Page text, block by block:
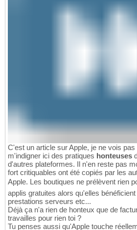
C'est un article sur Apple, je ne vois
m'indigner ici des pratiques honteuses
d'autres plateformes. Il n'en reste pas
fort critiquables ont été copiés par les
Apple. Les boutiques ne prélèvent rien
applis gratuites alors qu'elles
prestations serveurs etc...
Déjà ça n'a rien de honteux que de
travailles pour rien toi ?
Tu penses aussi qu'Apple touche